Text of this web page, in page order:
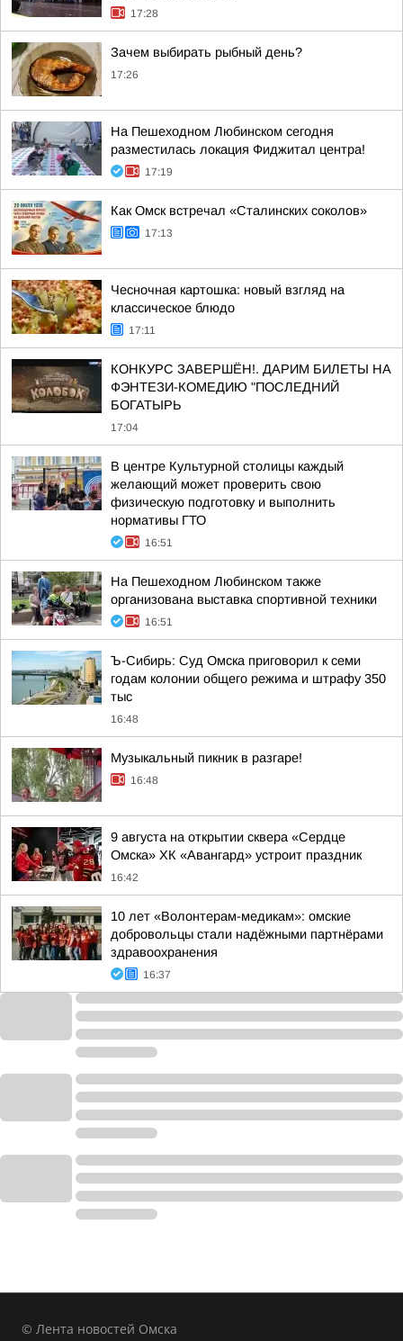
17:28
Зачем выбирать рыбный день?
17:26
На Пешеходном Любинском сегодня
разместилась локация Фиджитал центра!
17:19
Как Омск встречал «Сталинских соколов»
17:13
Чесночная картошка: новый взгляд на
классическое блюдо
17:11
КОНКУРС ЗАВЕРШЁН!. ДАРИМ БИЛЕТЫ НА
ФЭНТЕЗИ-КОМЕДИЮ "ПОСЛЕДНИЙ
БОГАТЫРЬ
17:04
В центре Культурной столицы каждый
желающий может проверить свою
физическую подготовку и выполнить
нормативы ГТО
16:51
На Пешеходном Любинском также
организована выставка спортивной техники
16:51
Ъ-Сибирь: Суд Омска приговорил к семи
годам колонии общего режима и штрафу 350
тыс
16:48
Музыкальный пикник в разгаре!
16:48
9 августа на открытии сквера «Сердце
Омска» ХК «Авангард» устроит праздник
16:42
10 лет «Волонтерам-медикам»: омские
добровольцы стали надёжными партнёрами
здравоохранения
16:37
© Лента новостей Омска